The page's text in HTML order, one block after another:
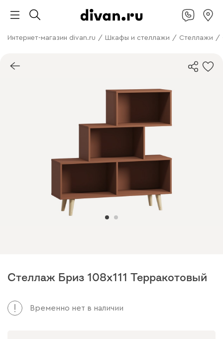
Интернет-магазин divan.ru / Шкафы и стеллажи / Стеллажи /
Стеллаж Бриз 108x111 Терракотовый
Арт. 235277
Временно нет в наличии